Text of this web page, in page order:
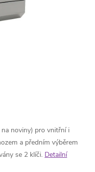
noviny) pro vnitřní i
a předním výběrem
se 2 klíči. Detailní